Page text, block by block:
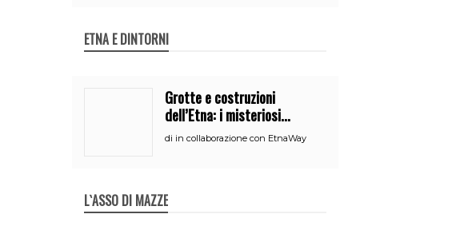
ETNA E DINTORNI
Grotte e costruzioni
dell’Etna: i misteriosi
nascondigli del vulcano
di in collaborazione con EtnaWay
L`ASSO DI MAZZE